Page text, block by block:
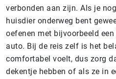
verbonden aan zijn. Als je
huisdier onderweg bent
oefenen met bijvoorbeeld
auto. Bij de reis zelf is het
comfortabel voelt, dus zorg
dekentje hebben of als ze in